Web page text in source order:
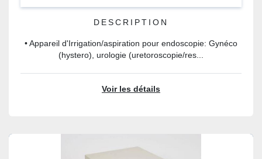
DESCRIPTION
• Appareil d'Irrigation/aspiration pour endoscopie: Gynéco
(hystero), urologie (uretoroscopie/res...
Voir les détails